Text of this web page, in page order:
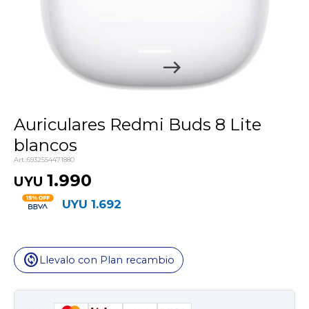
Auriculares Redmi Buds 8 Lite
blancos
6932554471880
UYU 1.990
UYU 1.692
change_circleLlevalo con Plan recambio